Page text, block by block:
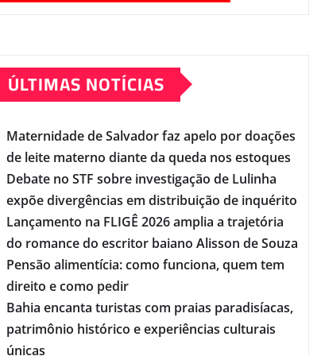
ÚLTIMAS NOTÍCIAS
Maternidade de Salvador faz apelo por doações
de leite materno diante da queda nos estoques
Debate no STF sobre investigação de Lulinha
expõe divergências em distribuição de inquérito
Lançamento na FLIGÊ 2026 amplia a trajetória
do romance do escritor baiano Alisson de Souza
Pensão alimentícia: como funciona, quem tem
direito e como pedir
Bahia encanta turistas com praias paradisíacas,
patrimônio histórico e experiências culturais
únicas